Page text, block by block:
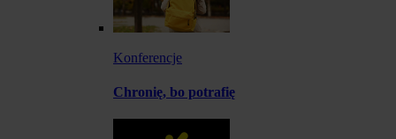
Konferencje
Chronię, bo potrafię